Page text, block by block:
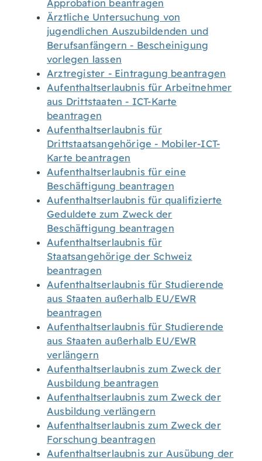
Approbation beantragen
Ärztliche Untersuchung von
jugendlichen Auszubildenden und
Berufsanfängern - Bescheinigung
vorlegen lassen
Arztregister - Eintragung beantragen
Aufenthaltserlaubnis für Arbeitnehmer
aus Drittstaaten - ICT-Karte
beantragen
Aufenthaltserlaubnis für
Drittstaatsangehörige - Mobiler-ICT-
Karte beantragen
Aufenthaltserlaubnis für eine
Beschäftigung beantragen
Aufenthaltserlaubnis für qualifizierte
Geduldete zum Zweck der
Beschäftigung beantragen
Aufenthaltserlaubnis für
Staatsangehörige der Schweiz
beantragen
Aufenthaltserlaubnis für Studierende
aus Staaten außerhalb EU/EWR
beantragen
Aufenthaltserlaubnis für Studierende
aus Staaten außerhalb EU/EWR
verlängern
Aufenthaltserlaubnis zum Zweck der
Ausbildung beantragen
Aufenthaltserlaubnis zum Zweck der
Ausbildung verlängern
Aufenthaltserlaubnis zum Zweck der
Forschung beantragen
Aufenthaltserlaubnis zur Ausübung der